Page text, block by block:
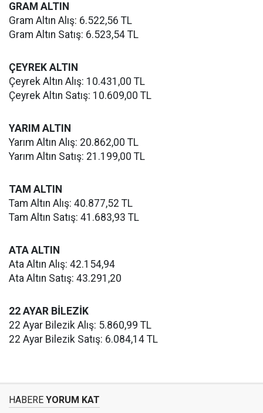
GRAM ALTIN
Gram Altın Alış: 6.522,56 TL
Gram Altın Satış: 6.523,54 TL
ÇEYREK ALTIN
Çeyrek Altın Alış: 10.431,00 TL
Çeyrek Altın Satış: 10.609,00 TL
YARIM ALTIN
Yarım Altın Alış: 20.862,00 TL
Yarım Altın Satış: 21.199,00 TL
TAM ALTIN
Tam Altın Alış: 40.877,52 TL
Tam Altın Satış: 41.683,93 TL
ATA ALTIN
Ata Altın Alış: 42.154,94
Ata Altın Satış: 43.291,20
22 AYAR BİLEZİK
22 Ayar Bilezik Alış: 5.860,99 TL
22 Ayar Bilezik Satış: 6.084,14 TL
HABERE YORUM KAT